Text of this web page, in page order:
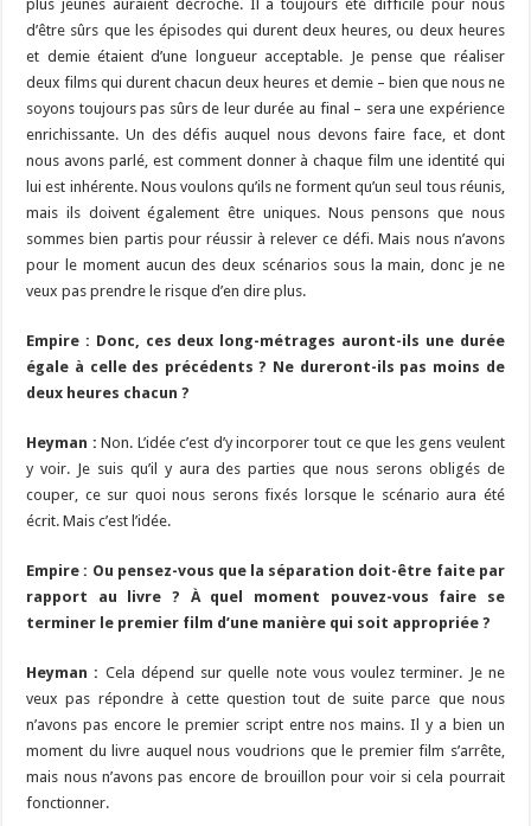
plus jeunes auraient décroché. Il a toujours été difficile pour nous
d’être sûrs que les épisodes qui durent deux heures, ou deux heures
et demie étaient d’une longueur acceptable. Je pense que réaliser
deux films qui durent chacun deux heures et demie – bien que nous ne
soyons toujours pas sûrs de leur durée au final – sera une expérience
enrichissante. Un des défis auquel nous devons faire face, et dont
nous avons parlé, est comment donner à chaque film une identité qui
lui est inhérente. Nous voulons qu’ils ne forment qu’un seul tous réunis,
mais ils doivent également être uniques. Nous pensons que nous
sommes bien partis pour réussir à relever ce défi. Mais nous n’avons
pour le moment aucun des deux scénarios sous la main, donc je ne
veux pas prendre le risque d’en dire plus.
Empire : Donc, ces deux long-métrages auront-ils une durée
égale à celle des précédents ? Ne dureront-ils pas moins de
deux heures chacun ?
Heyman : Non. L’idée c’est d’y incorporer tout ce que les gens veulent
y voir. Je suis qu’il y aura des parties que nous serons obligés de
couper, ce sur quoi nous serons fixés lorsque le scénario aura été
écrit. Mais c’est l’idée.
Empire : Ou pensez-vous que la séparation doit-être faite par
rapport au livre ? À quel moment pouvez-vous faire se
terminer le premier film d’une manière qui soit appropriée ?
Heyman : Cela dépend sur quelle note vous voulez terminer. Je ne
veux pas répondre à cette question tout de suite parce que nous
n’avons pas encore le premier script entre nos mains. Il y a bien un
moment du livre auquel nous voudrions que le premier film s’arrête,
mais nous n’avons pas encore de brouillon pour voir si cela pourrait
fonctionner.